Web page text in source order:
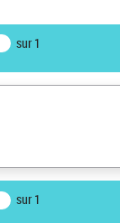
sur 1
sur 1